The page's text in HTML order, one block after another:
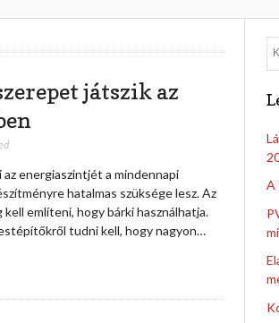
játszik az
energiaszintjét a mindennapi
hatalmas szüksége lesz. Az
említeni, hogy bárki használhatja.
tudni kell, hogy nagyon…
A